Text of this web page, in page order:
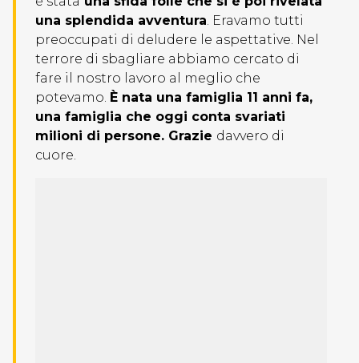
una splendida avventura. Eravamo tutti
preoccupati di deludere le aspettative. Nel
terrore di sbagliare abbiamo cercato di
fare il nostro lavoro al meglio che
potevamo. È nata una famiglia 11 anni fa,
una famiglia che oggi conta svariati
milioni di persone. Grazie davvero di
cuore.